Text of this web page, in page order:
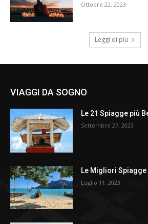
Ottobre 22, 2023
Leggi di più
VIAGGI DA SOGNO
Le 21 Spiagge più
Settembre 27, 2023
Le Migliori
Luglio 11, 2023